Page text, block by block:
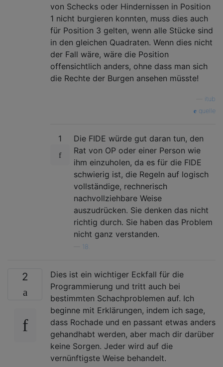
von Schecks oder Hindernissen in Position
1 nicht burgieren konnten, muss dies auch
für Position 3 gelten, wenn alle Stücke sind
in den gleichen Quadraten. Wenn dies nicht
der Fall wäre, wäre die Position
offensichtlich anders, ohne dass man sich
die Rechte der Burgen ansehen müsste!
itub
quelle
1
Die FIDE würde gut daran tun, den
Rat von OP oder einer Person wie
ihm einzuholen, da es für die FIDE
schwierig ist, die Regeln auf logisch
vollständige, rechnerisch
nachvollziehbare Weise
auszudrücken. Sie denken das nicht
richtig durch. Sie haben das Problem
nicht ganz verstanden.
18.
2
Dies ist ein wichtiger Eckfall für die
Programmierung und tritt auch bei
bestimmten Schachproblemen auf. Ich
beginne mit Erklärungen, indem ich sage,
dass Rochade und en passant etwas anders
gehandhabt werden, aber mach dir darüber
keine Sorgen. Jeder wird auf die
vernünftigste Weise behandelt.